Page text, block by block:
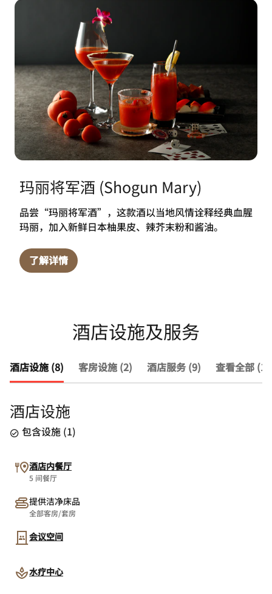
玛丽将军酒 (Shogun Mary)
品尝“玛丽将军酒”，这款酒以当地风情诠释经典血腥
玛丽，加入新鲜日本柚果皮、辣芥末粉和酱油。
了解详情
酒店设施及服务
酒店设施 (8) 客房设施 (2) 酒店服务 (9) 查看全部
酒店设施
包含设施 (1)
酒店内餐厅
5 间餐厅
提供洁净床品
全部客房/套房
会议空间
水疗中心